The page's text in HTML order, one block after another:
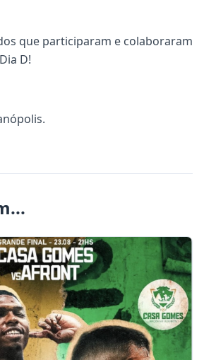
que participaram e colaboraram
D!